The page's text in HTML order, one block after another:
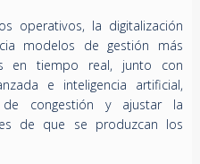
operativos, la digitalización
modelos de gestión más
en tiempo real, junto con
e inteligencia artificial,
congestión y ajustar la
de que se produzcan los